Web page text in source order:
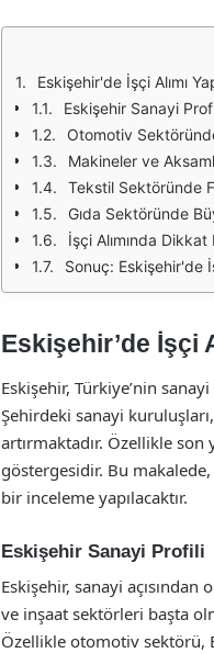
Eskişehir'de İşçi Alımı
Eskişehir Sanayi
Otomotiv
Makineler ve
Tekstil Sektöründe
Gıda Sektöründe
İşçi Alımında
Sonuç: Eskişehir'de
Eskişehir’de İşçi
Eskişehir, Türkiye’nin
Şehirdeki sanayi
artırmaktadır. Özellikle
göstergesidir. Bu makalede,
bir inceleme yapılacaktır.
Eskişehir Sanayi Profili
Eskişehir, sanayi
ve inşaat sektörleri başta
Özellikle otomotiv sektörü,